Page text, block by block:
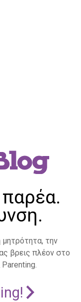
μητρότητα, την
βρεις πλέον στο